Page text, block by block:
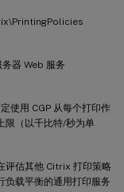
器 Web 服务
使用 CGP 从每个打印作
限（以千比特/秒为单
评估其他 Citrix 打印策略
负载平衡的通用打印服务